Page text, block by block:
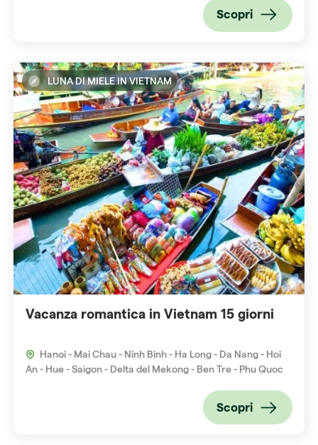
Scopri
LUNA DI MIELE IN VIETNAM
Vacanza romantica in Vietnam 15 giorni
Hanoi - Mai Chau - Ninh Binh - Ha Long - Da Nang - Hoi
An - Hue - Saigon - Delta del Mekong - Ben Tre - Phu Quoc
Scopri